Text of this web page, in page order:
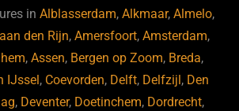
inAlblasserdam,Alkmaar,Almelo,
den Rijn,Amersfoort,Amsterdam,
,Assen, Bergen op Zoom, Breda,
IJssel, Coevorden, Delft, Delfzijl, Den
, Deventer, Doetinchem, Dordrecht,